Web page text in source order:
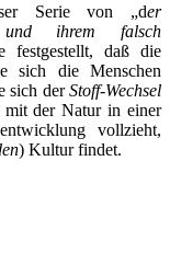
Serie von „der
und ihrem falsch
festgestellt, daß die
sich die Menschen
sich derStoff-Wechsel
mit der Natur in einer
vollzieht,
) Kultur findet.